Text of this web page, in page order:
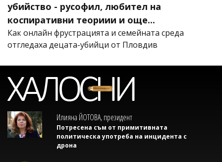
убийство - русофил, любител на
коспиративни теориии и още...
Как онлайн фрустрацията и семейната среда
отгледаха децата-убийци от Пловдив
Илияна ЙОТОВА, президент
Потресена съм от примитивната
политическа употреба на инцидента с
дрона